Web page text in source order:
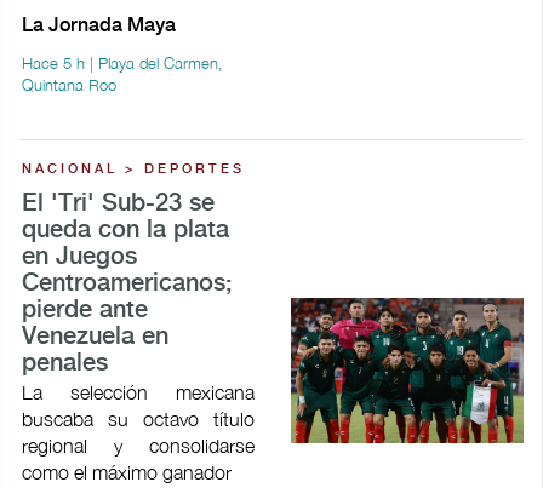
La Jornada Maya
Hace 5 h | Playa del Carmen,
Quintana Roo
NACIONAL > DEPORTES
El 'Tri' Sub-23 se
queda con la plata
en Juegos
Centroamericanos;
pierde ante
Venezuela en
penales
La selección mexicana
buscaba su octavo título
regional y consolidarse
como el máximo ganador